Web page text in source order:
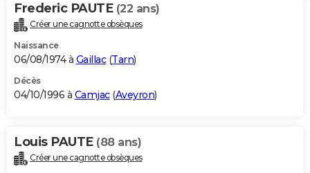
Frederic PAUTE (22 ans)
Créer une cagnotte obsèques
Naissance
06/08/1974 à Gaillac(Tarn)
Décès
04/10/1996 à Camjac(Aveyron)
Louis PAUTE (88 ans)
Créer une cagnotte obsèques